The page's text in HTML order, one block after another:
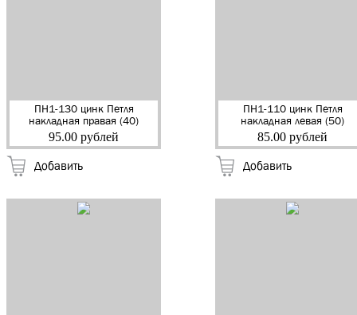
ПН1-130 цинк Петля
накладная правая (40)
95.00 рублей
Добавить
ПН1-110 цинк Петля
накладная левая (50)
85.00 рублей
Добавить